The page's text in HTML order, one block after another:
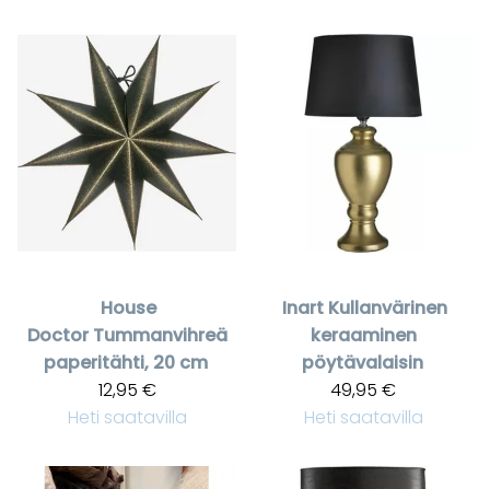
House
Doctor Tummanvihreä
paperitähti, 20 cm
12,95 €
Heti saatavilla
Inart Kullanvärinen
keraaminen
pöytävalaisin
49,95 €
Heti saatavilla